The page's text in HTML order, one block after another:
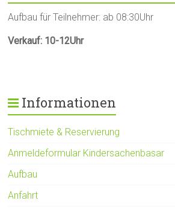
Aufbau für Teilnehmer: ab 08:30Uhr
Verkauf: 10-12Uhr
Informationen
Tischmiete & Reservierung
Anmeldeformular Kindersachenbasar
Aufbau
Anfahrt